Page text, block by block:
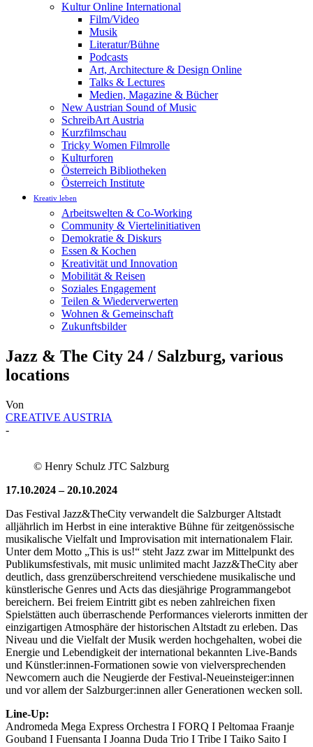
Kultur Online International
Film/Video
Musik
Literatur/Bühne
Podcasts
Art, Architecture & Design Online
Talks & Lectures
Medien, Magazine & Bücher
New Austrian Sound of Music
SchreibArt Austria
Kurzfilmschau
Tricky Women Filmrolle
Kulturforen
Österreich Bibliotheken
Österreich Institute
Kreativ leben
Arbeitswelten & Co-Working
Community & Viertelinitiativen
Demokratie & Diskurs
Essen & Kochen
Kreativität und Innovation
Mobilität & Reisen
Soziales Engagement
Teilen & Wiederverwerten
Wohnen & Gemeinschaft
Zukunftsbilder
Jazz & The City 24 / Salzburg, various
locations
Von
CREATIVE AUSTRIA
-
© Henry Schulz JTC Salzburg
17.10.2024 – 20.10.2024
Das Festival Jazz&TheCity verwandelt die Salzburger Altstadt
alljährlich im Herbst in eine interaktive Bühne für zeitgenössische
musikalische Vielfalt und Improvisation mit internationalem Flair.
Unter dem Motto „This is us!“ steht Jazz zwar im Mittelpunkt des
Publikumsfestivals, mit music unlimited macht Jazz&TheCity aber
deutlich, dass grenzüberschreitend verschiedene musikalische und
künstlerische Genres und Acts das diesjährige Programmangebot
bereichern. Bei freiem Eintritt gibt es neben zahlreichen fixen
Spielstätten auch überraschende Performances vielerorts inmitten der
einzigartigen Atmosphäre der historischen Altstadt zu erleben. Das
Niveau und die Vielfalt der Musik werden hochgehalten, wobei die
Energie und Lebendigkeit der international bekannten Live-Bands
und Künstler:innen-Formationen sowie von vielversprechenden
Newcomern auch die Neugierde der Festival-Neueinsteiger:innen
und vor allem der Salzburger:innen aller Generationen wecken soll.
Line-Up:
Andromeda Mega Express Orchestra I FORQ I Peltomaa Fraanje
Gouband I Fuensanta I Joanna Duda Trio I Tribe I Taiko Saito I